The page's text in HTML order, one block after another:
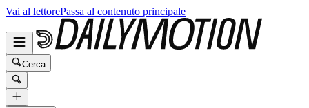
Vai al lettorePassa al contenuto principale
Cerca